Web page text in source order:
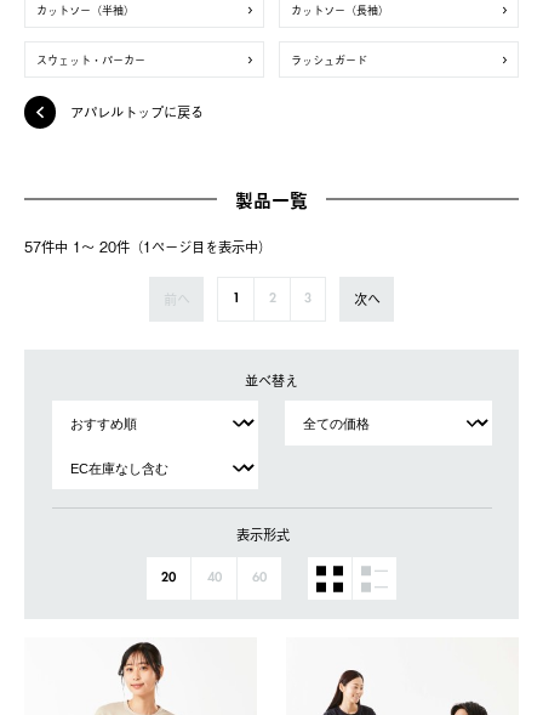
カットソー（半袖） カットソー（長袖）
スウェット・パーカー ラッシュガード
アパレルトップに戻る
製品一覧
57件中 1〜 20件（1ページ⽬を表⽰中）
前へ 1 2 3 次へ
並べ替え
表示形式
20 40 60